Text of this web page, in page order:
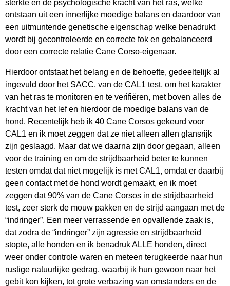
sterkte en de psychologische kracht van het ras, welke
ontstaan uit een innerlijke moedige balans en daardoor van
een uitmuntende genetische eigenschap welke benadrukt
wordt bij gecontroleerde en correcte fok en gebalanceerd
door een correcte relatie Cane Corso-eigenaar.
Hierdoor ontstaat het belang en de behoefte, gedeeltelijk al
ingevuld door het SACC, van de CAL1 test, om het karakter
van het ras te monitoren en te verifiëren, met boven alles de
kracht van het lef en hierdoor de moedige balans van de
hond. Recentelijk heb ik 40 Cane Corsos gekeurd voor
CAL1 en ik moet zeggen dat ze niet alleen allen glansrijk
zijn geslaagd. Maar dat we daarna zijn door gegaan, alleen
voor de training en om de strijdbaarheid beter te kunnen
testen omdat dat niet mogelijk is met CAL1, omdat er daarbij
geen contact met de hond wordt gemaakt, en ik moet
zeggen dat 90% van de Cane Corsos in de strijdbaarheid
test, zeer sterk de mouw pakken en de strijd aangaan met de
“indringer”. Een meer verrassende en opvallende zaak is,
dat zodra de “indringer” zijn agressie en strijdbaarheid
stopte, alle honden en ik benadruk ALLE honden, direct
weer onder controle waren en meteen terugkeerde naar hun
rustige natuurlijke gedrag, waarbij ik hun gewoon naar het
gebit kon kijken, tot grote verbazing van omstanders en de